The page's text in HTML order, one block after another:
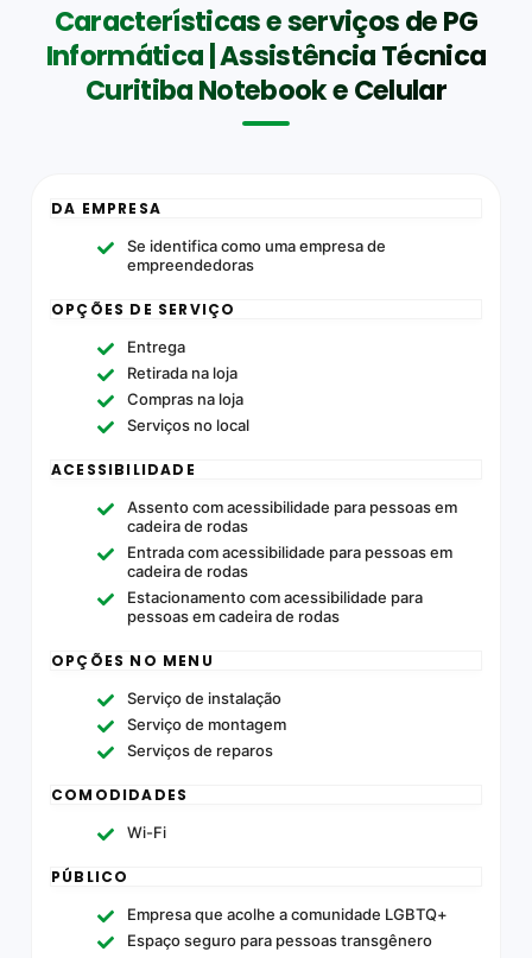
Características e serviços de PG
Informática | Assistência Técnica
Curitiba Notebook e Celular
DA EMPRESA
Se identifica como uma empresa de
empreendedoras
OPÇÕES DE SERVIÇO
Entrega
Retirada na loja
Compras na loja
Serviços no local
ACESSIBILIDADE
Assento com acessibilidade para pessoas em
cadeira de rodas
Entrada com acessibilidade para pessoas em
cadeira de rodas
Estacionamento com acessibilidade para
pessoas em cadeira de rodas
OPÇÕES NO MENU
Serviço de instalação
Serviço de montagem
Serviços de reparos
COMODIDADES
Wi-Fi
PÚBLICO
Empresa que acolhe a comunidade LGBTQ+
Espaço seguro para pessoas transgênero